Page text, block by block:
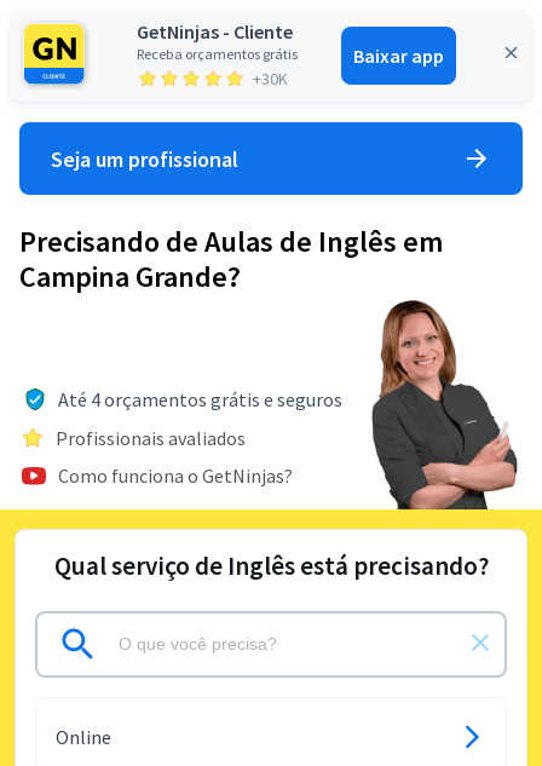
GetNinjas - Cliente
Receba orçamentos grátis
+30K
Baixar app
Entrar
Seja um profissional
Precisando de Aulas de Inglês em
Campina Grande?
Até 4 orçamentos grátis e seguros
Profissionais avaliados
Como funciona o GetNinjas?
Qual serviço de Inglês está precisando?
Online